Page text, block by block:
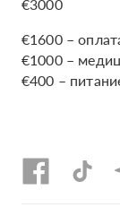
€1600 –
€1000 –
€400 –